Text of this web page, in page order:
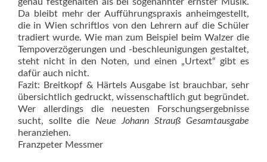
Da bleibt mehr der Aufführungspraxis anheimgestellt,
die in Wien schriftlos von den Lehrern auf die Schüler
tradiert wurde. Wie man zum Beispiel beim Walzer die
Tempoverzögerungen und -beschleunigungen gestaltet,
steht nicht in den Noten, und einen „Urtext“ gibt es
dafür auch nicht.
Fazit: Breitkopf & Härtels Ausgabe ist brauchbar, sehr
übersichtlich gedruckt, wissenschaftlich gut begründet.
Wer allerdings die neuesten Forschungsergebnisse
sucht, sollte die Neue Johann Strauß Gesamtausgabe
heranziehen.
Franzpeter Messmer